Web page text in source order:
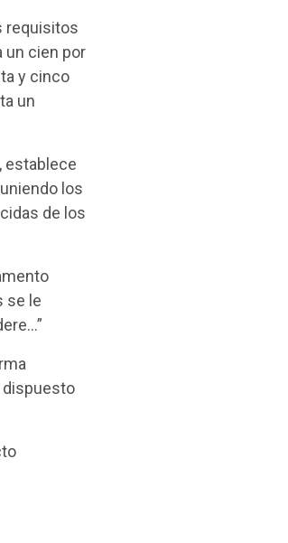
requisitos
un cien por
y cinco
un
establece
los
de los
se le
dispuesto